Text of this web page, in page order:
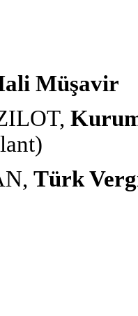
Müşavir
Türk